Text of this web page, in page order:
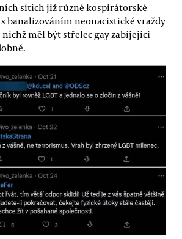
sítích již různé kospirátorské
banalizováním neonacistické vraždy
měl být střelec gay zabíjející